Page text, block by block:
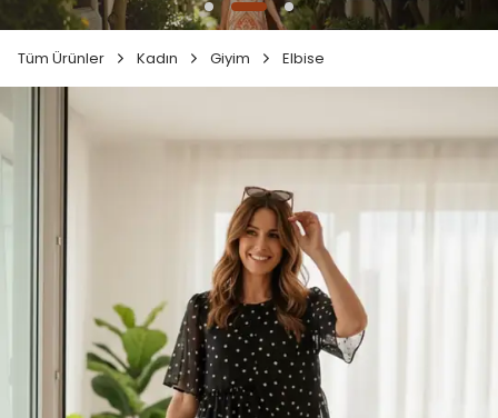
Tüm Ürünler Kadın Giyim Elbise